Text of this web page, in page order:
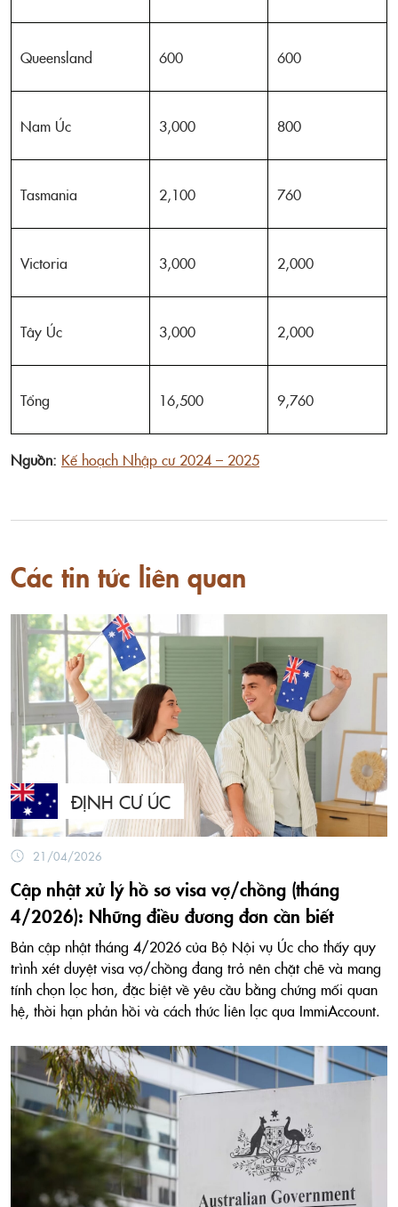
Queensland 600 600
Nam Úc 3,000 800
Tasmania 2,100 760
Victoria 3,000 2,000
Tây Úc 3,000 2,000
Tổng 16,500 9,760
Nguồn: Kế hoạch Nhập cư 2024 – 2025
Các tin tức liên quan
ĐỊNH CƯ ÚC
21/04/2026
Cập nhật xử lý hồ sơ visa vợ/chồng (tháng
4/2026): Những điều đương đơn cần biết
Bản cập nhật tháng 4/2026 của Bộ Nội vụ Úc cho thấy quy
trình xét duyệt visa vợ/chồng đang trở nên chặt chẽ và mang
tính chọn lọc hơn, đặc biệt về yêu cầu bằng chứng mối quan
hệ, thời hạn phản hồi và cách thức liên lạc qua ImmiAccount.